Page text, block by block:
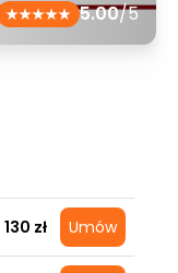
5.00/5
130 zł Umów